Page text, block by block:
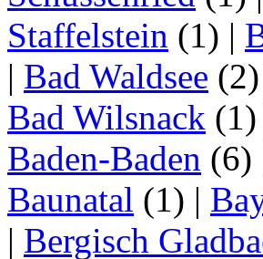
Staffelstein (1) |
| Bad Waldsee (2)
Bad Wilsnack (1)
Baden-Baden (6)
Baunatal (1) |
| Bergisch